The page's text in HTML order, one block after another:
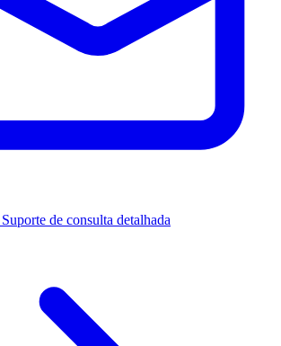
Suporte de consulta detalhada